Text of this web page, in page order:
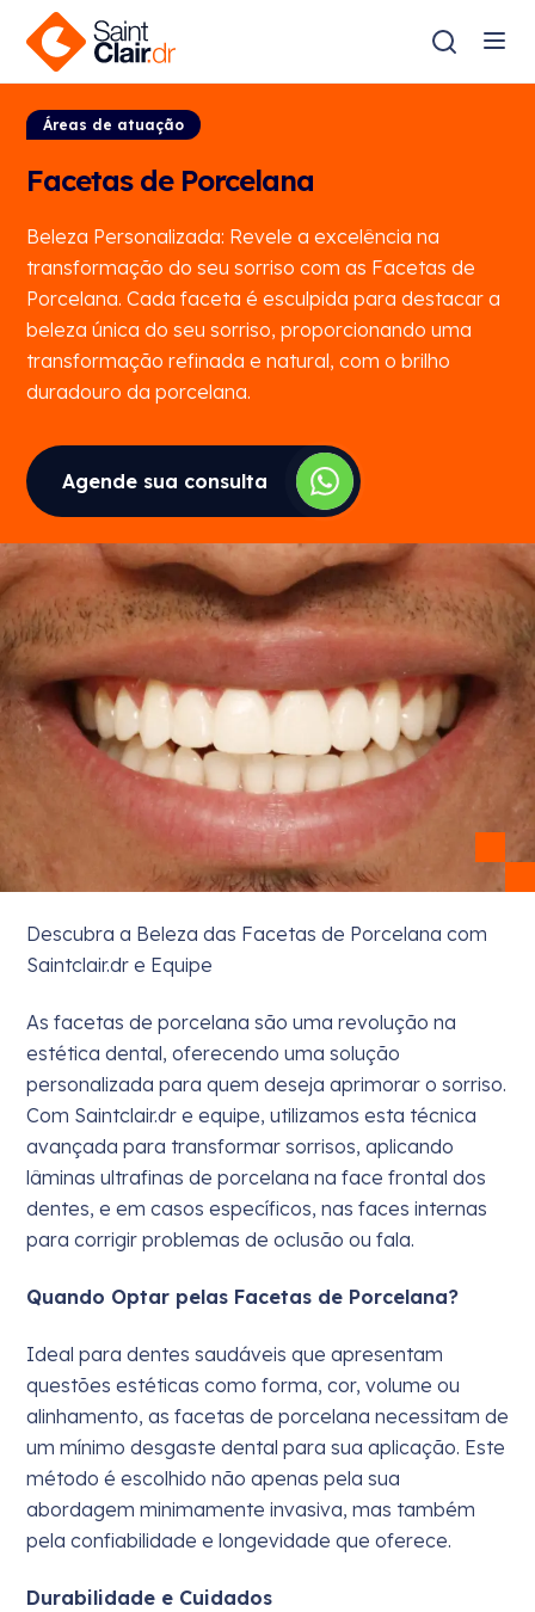
Áreas de atuação
Facetas de Porcelana
Beleza Personalizada: Revele a excelência na
transformação do seu sorriso com as Facetas de
Porcelana. Cada faceta é esculpida para destacar a
beleza única do seu sorriso, proporcionando uma
transformação refinada e natural, com o brilho
duradouro da porcelana.
Agende sua consulta
Descubra a Beleza das Facetas de Porcelana com
Saintclair.dr e Equipe
As facetas de porcelana são uma revolução na
estética dental, oferecendo uma solução
personalizada para quem deseja aprimorar o sorriso.
Com Saintclair.dr e equipe, utilizamos esta técnica
avançada para transformar sorrisos, aplicando
lâminas ultrafinas de porcelana na face frontal dos
dentes, e em casos específicos, nas faces internas
para corrigir problemas de oclusão ou fala.
Quando Optar pelas Facetas de Porcelana?
Ideal para dentes saudáveis que apresentam
questões estéticas como forma, cor, volume ou
alinhamento, as facetas de porcelana necessitam de
um mínimo desgaste dental para sua aplicação. Este
método é escolhido não apenas pela sua
abordagem minimamente invasiva, mas também
pela confiabilidade e longevidade que oferece.
Durabilidade e Cuidados